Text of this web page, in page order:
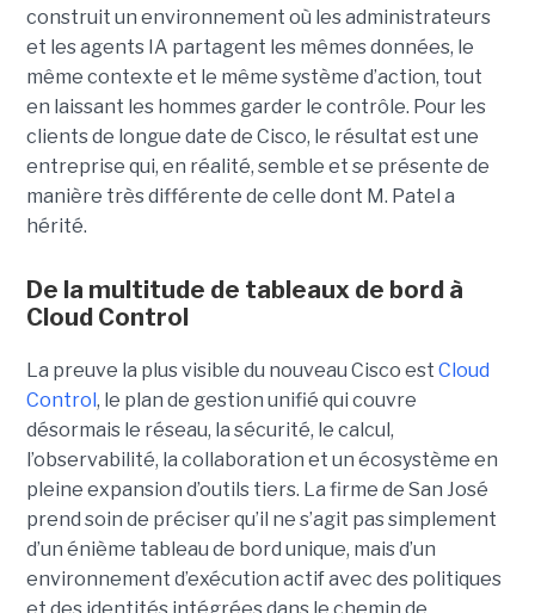
construit un environnement où les administrateurs
et les agents IA partagent les mêmes données, le
même contexte et le même système d’action, tout
en laissant les hommes garder le contrôle. Pour les
clients de longue date de Cisco, le résultat est une
entreprise qui, en réalité, semble et se présente de
manière très différente de celle dont M. Patel a
hérité.
De la multitude de tableaux de bord à
Cloud Control
La preuve la plus visible du nouveau Cisco est Cloud
Control, le plan de gestion unifié qui couvre
désormais le réseau, la sécurité, le calcul,
l’observabilité, la collaboration et un écosystème en
pleine expansion d’outils tiers. La firme de San José
prend soin de préciser qu’il ne s’agit pas simplement
d’un énième tableau de bord unique, mais d’un
environnement d’exécution actif avec des politiques